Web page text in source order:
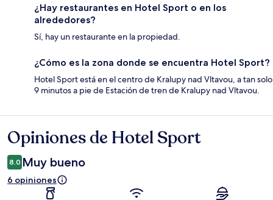
¿Hay restaurantes en Hotel Sport o en los
alrededores?
Sí, hay un restaurante en la propiedad.
¿Cómo es la zona donde se encuentra Hotel Sport?
Hotel Sport está en el centro de Kralupy nad Vltavou, a tan solo
9 minutos a pie de Estación de tren de Kralupy nad Vltavou.
Opiniones
Opiniones de Hotel Sport
8.0 Muy bueno
6 opiniones